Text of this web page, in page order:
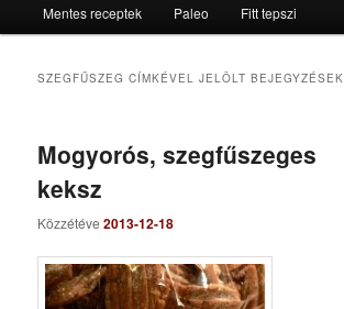
az
elsődleges
a
másodlagos
Mentes receptek Paleo Fitt tepszi
SZEGFŰSZEG CÍMKÉVEL JELÖLT BEJEGYZÉSEK
Mogyorós, szegfűszeges
keksz
Közzétéve2013-12-18